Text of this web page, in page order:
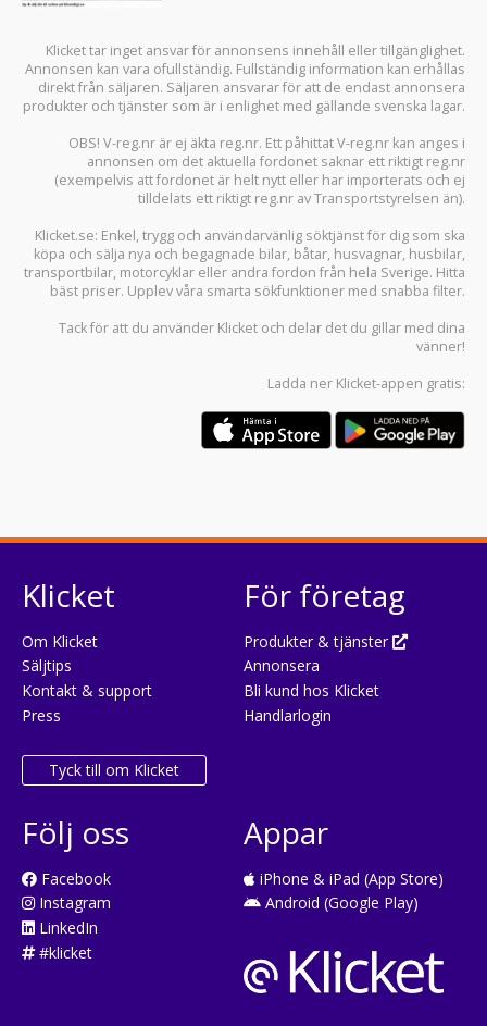
Klicket tar inget ansvar för annonsens innehåll eller tillgänglighet.
Annonsen kan vara ofullständig. Fullständig information kan erhållas
direkt från säljaren. Säljaren ansvarar för att de endast annonsera
produkter och tjänster som är i enlighet med gällande svenska lagar.
OBS! V-reg.nr är ej äkta reg.nr. Ett påhittat V-reg.nr kan anges i
annonsen om det aktuella fordonet saknar ett riktigt reg.nr
(exempelvis att fordonet är helt nytt eller har importerats och ej
tilldelats ett riktigt reg.nr av Transportstyrelsen än).
Klicket.se: Enkel, trygg och användarvänlig söktjänst för dig som ska
köpa och sälja nya och begagnade bilar, båtar, husvagnar, husbilar,
transportbilar, motorcyklar eller andra fordon från hela Sverige. Hitta
bäst priser. Upplev våra smarta sökfunktioner med snabba filter.
Tack för att du använder Klicket och delar det du gillar med dina
vänner!
Ladda ner Klicket-appen gratis:
Klicket
Om Klicket
Säljtips
Kontakt & support
Press
Tyck till om Klicket
För företag
Produkter & tjänster
Annonsera
Bli kund hos Klicket
Handlarlogin
Följ oss
Facebook
Instagram
LinkedIn
#klicket
Appar
iPhone & iPad (App Store)
Android (Google Play)